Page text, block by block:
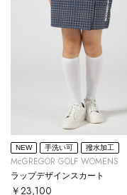
NEW 手洗い可 撥水加工
McGREGOR GOLF WOMENS
ラップデザインスカート
￥23,100